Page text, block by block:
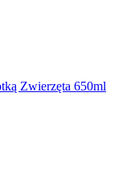
Zwierzęta 650ml